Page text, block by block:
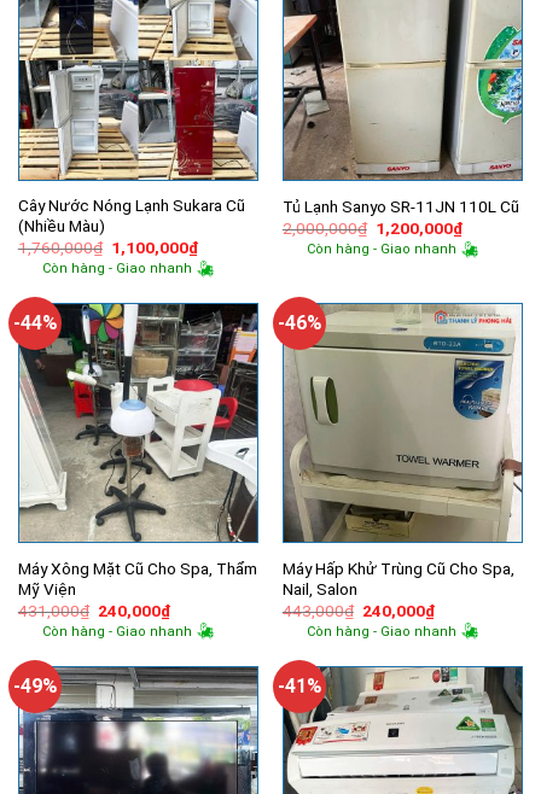
Cây Nước Nóng Lạnh Sukara Cũ
(Nhiều Màu)
1,760,000₫ Giá
gốc
là:
1,100,000₫Giá
hiện
tại
1,100,000₫.
Còn hàng - Giao nhanh
Tủ Lạnh Sanyo SR-11JN 110L Cũ
2,000,000₫ Giá
gốc
là:
1,200,000₫Giá
hiện
tại
Còn hàng - Giao nhanh
-44%
Máy Xông Mặt Cũ Cho Spa, Thẩm
Mỹ Viện
431,000₫ Giá
gốc
là:
240,000₫Giá
hiện
tại
240,000₫.
Còn hàng - Giao nhanh
-46%
Máy Hấp Khử Trùng Cũ Cho Spa,
Nail, Salon
443,000₫ Giá
gốc
là:
240,000₫Giá
hiện
tại
240,000₫.
Còn hàng - Giao nhanh
-49% -41%